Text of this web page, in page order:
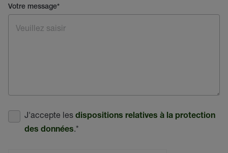
Votre message*
J'accepte les dispositions relatives à la protection
des données.*